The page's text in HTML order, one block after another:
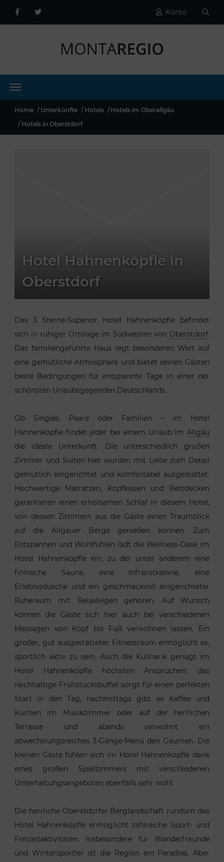
Konto
Home Unterkünfte Hotels
Hotels im Oberallgäu
Hotels in Oberstdorf
Hotel Hahnenköpfle in
Oberstdorf
Das 3 Sterne-Superior Hotel Hahnenköpfle befindet
sich in ruhiger Ortslage im Südwesten von Oberstdorf.
Das familiengeführte Haus legt besonderen Wert auf
eine gemütliche Atmosphäre und bietet seinen Gästen
beste Bedingungen für entspannte Tage in einer der
schönsten Urlaubsgegenden Deutschlands.
Ob Singles, Paare oder Familien – im Hotel
Hahnenköpfle findet jeder bei einem Urlaub im Allgäu
die ideale Unterkunft. Die unterschiedlich großen
Zimmer und Suiten hier wurden mit Liebe zum Detail
gemütlich eingerichtet und komfortabel ausgestattet.
Hochwertige Matratzen, Kopfkissen und Bettdecken
garantieren einen erholsamen Schlaf in diesem Hotel,
von dessen Zimmern aus die Gäste einen Traumblick
auf die Allgäuer Berge genießen können. Zum
Entspannen und Wohlfühlen lädt die Wellness-Oase im
Hotel Hahnenköpfle ein, zu der unter anderem eine
finnische Sauna, eine Infrarotkabine, eine
Erlebnisdusche und ein geschmackvoll eingerichteter
Ruheraum mit Relaxliegen gehören. Auf Wunsch
können die Gäste sich hier auch bei verschiedenen
Massagen von Kopf bis Fuß verwöhnen lassen. Ein
großer, gut ausgestatteter Fitnessraum ermöglicht es,
sportlich aktiv zu sein. Auch die Kulinarik genügt im
Hotel Hahnenköpfle höchsten Ansprüchen: das
reichhaltige Frühstücksbuffet sorgt für einen perfekten
Start in den Tag, nachmittags gibt es Kaffee und
Kuchen im Musikzimmer oder auf der herrlichen
Terrasse und abends verwöhnt ein
abwechslungsreiches 3-Gänge-Menü den Gaumen. Die
kleinen Gäste fühlen sich im Hotel Hahnenköpfle dank
eines großen Spielzimmers mit verschiedenen
Unterhaltungsangeboten ebenfalls sehr wohl.
Die herrliche Oberstdorfer Berglandschaft rundum das
Hotel Hahnenköpfle ermöglicht zahlreiche Sport- und
Freizeitaktivitäten. Insbesondere für Wanderfreunde
und Wintersportler ist die Region ein Paradies. Aber